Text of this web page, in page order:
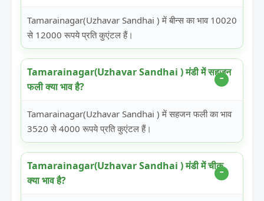
Tamarainagar(Uzhavar Sandhai ) में बीन्स का भाव 10020
से 12000 रूपये प्रति कुएंटल हैं।
Tamarainagar(Uzhavar Sandhai ) मंडी में सहजन
फली क्या भाव है?
Tamarainagar(Uzhavar Sandhai ) में सहजन फली का भाव
3520 से 4000 रूपये प्रति कुएंटल हैं।
Tamarainagar(Uzhavar Sandhai ) मंडी में चीकू
क्या भाव है?